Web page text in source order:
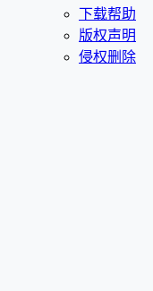
下载帮助
版权声明
侵权删除